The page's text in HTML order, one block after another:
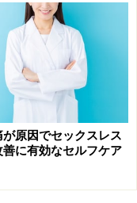
科医は、低酸素を
人工呼吸を開始し
安定後、気管内
が原因でセックスレス
善に有効なセルフケア